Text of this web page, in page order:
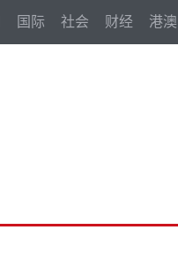
国际 社会 财经 港澳